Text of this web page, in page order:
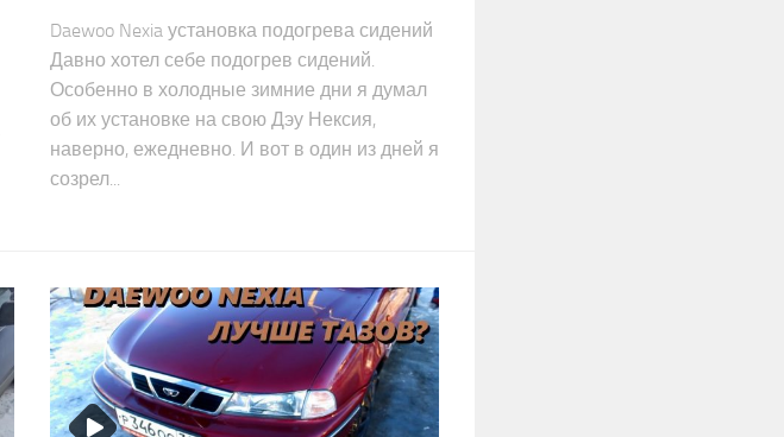
Daewoo Nexia установка подогрева сидений
Давно хотел себе подогрев сидений.
Особенно в холодные зимние дни я думал
об их установке на свою Дэу Нексия,
наверно, ежедневно. И вот в один из дней я
созрел...